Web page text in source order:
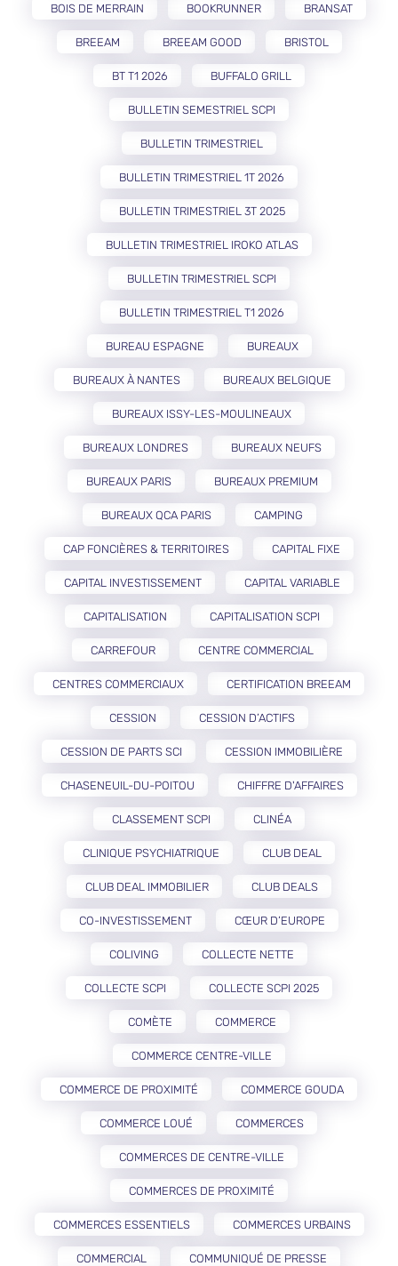
BOIS DE MERRAIN BOOKRUNNER BRANSAT
BREEAM BREEAM GOOD BRISTOL
BT T1 2026 BUFFALO GRILL
BULLETIN SEMESTRIEL SCPI
BULLETIN TRIMESTRIEL
BULLETIN TRIMESTRIEL 1T 2026
BULLETIN TRIMESTRIEL 3T 2025
BULLETIN TRIMESTRIEL IROKO ATLAS
BULLETIN TRIMESTRIEL SCPI
BULLETIN TRIMESTRIEL T1 2026
BUREAU ESPAGNE BUREAUX
BUREAUX À NANTES BUREAUX BELGIQUE
BUREAUX ISSY-LES-MOULINEAUX
BUREAUX LONDRES BUREAUX NEUFS
BUREAUX PARIS BUREAUX PREMIUM
BUREAUX QCA PARIS CAMPING
CAP FONCIÈRES & TERRITOIRES CAPITAL FIXE
CAPITAL INVESTISSEMENT CAPITAL VARIABLE
CAPITALISATION CAPITALISATION SCPI
CARREFOUR CENTRE COMMERCIAL
CENTRES COMMERCIAUX CERTIFICATION BREEAM
CESSION CESSION D’ACTIFS
CESSION DE PARTS SCI CESSION IMMOBILIÈRE
CHASENEUIL-DU-POITOU CHIFFRE D'AFFAIRES
CLASSEMENT SCPI CLINÉA
CLINIQUE PSYCHIATRIQUE CLUB DEAL
CLUB DEAL IMMOBILIER CLUB DEALS
CO-INVESTISSEMENT CŒUR D’EUROPE
COLIVING COLLECTE NETTE
COLLECTE SCPI COLLECTE SCPI 2025
COMÈTE COMMERCE
COMMERCE CENTRE-VILLE
COMMERCE DE PROXIMITÉ COMMERCE GOUDA
COMMERCE LOUÉ COMMERCES
COMMERCES DE CENTRE-VILLE
COMMERCES DE PROXIMITÉ
COMMERCES ESSENTIELS COMMERCES URBAINS
COMMERCIAL COMMUNIQUÉ DE PRESSE